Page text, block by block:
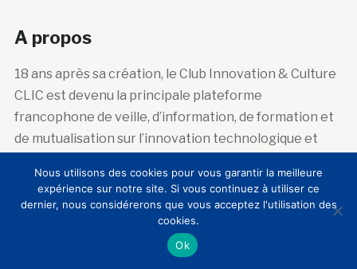
A propos
18 ans après sa création, le Club Innovation & Culture
CLIC est devenu la principale plateforme
francophone de veille, d’information, de formation et
de mutualisation sur l’innovation technologique et
historique et scientifique.
Abonnez-vous à la newsletter
Nous utilisons des cookies pour vous garantir la meilleure
expérience sur notre site. Si vous continuez à utiliser ce
dernier, nous considérerons que vous acceptez l'utilisation des
cookies.
Ok